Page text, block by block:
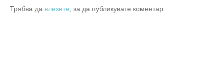
Трябва да влезете , за да публикувате коментар.